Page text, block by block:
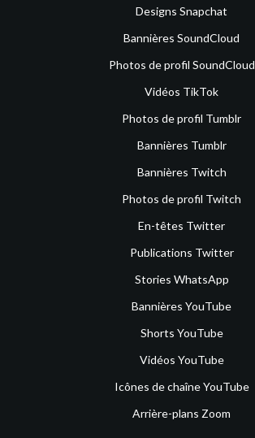
Designs Snapchat
Bannières SoundCloud
Photos de profil SoundCloud
Vidéos TikTok
Photos de profil Tumblr
Bannières Tumblr
Bannières Twitch
Photos de profil Twitch
En-têtes Twitter
Publications Twitter
Stories WhatsApp
Bannières YouTube
Shorts YouTube
Vidéos YouTube
Icônes de chaîne YouTube
Arrière-plans Zoom